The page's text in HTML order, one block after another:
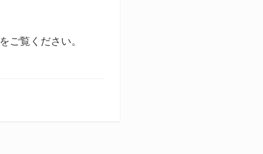
をご覧ください。